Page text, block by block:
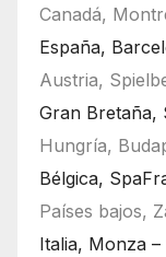
Canadá,
España,
Austria,
Gran Bretaña,
Hungría,
Bélgica,
Países bajos,
Italia, Monza –